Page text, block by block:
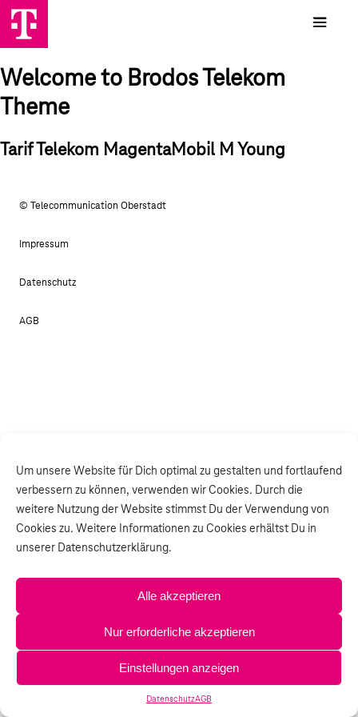
Um unsere Website für Dich optimal zu gestalten und fortlaufend
verbessern zu können, verwenden wir Cookies. Durch die
weitere Nutzung der Website stimmst Du der Verwendung von
Cookies zu. Weitere Informationen zu Cookies erhältst Du in
unserer Datenschutzerklärung.
Alle akzeptieren
Nur erforderliche akzeptieren
Einstellungen anzeigen
DatenschutzAGB
Welcome to Brodos Telekom
Theme
Tarif Telekom MagentaMobil M Young
© Telecommunication Oberstadt
Impressum
Datenschutz
AGB